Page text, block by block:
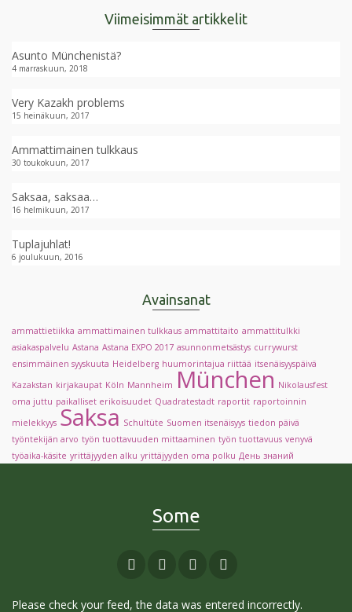
Viimeisimmät artikkelit
Asunto Münchenistä?
4 marraskuun, 2018
Very Kazakh problems
15 heinäkuun, 2017
Ammattimainen tulkkaus
30 toukokuun, 2017
Saksaa, saksaa…
16 helmikuun, 2017
Tuplajuhlat!
6 joulukuun, 2016
Avainsanat
ammattietiikka ammattimainen tulkkaus ammattitaito ammattitulkki
asiakaspalvelu Astana Astana EXPO 2017 asunnonmetsästys currywurst
ensimmäinen syyskuuta Heidelberg huumorintajua riittää itsenäisyyspäivä
Kazakstan kirjakaupat Köln Mannheim München Nikolausfest
oma juttu paikalliset erikoisuudet Quadratestadt raportit raportoinnin
mielekkyys Saksa Schultüte Suomen itsenäisyys tiedon päivä
työntekijän arvo työn tuottavuuden mittaaminen työn tuottavuus venyvä
työaika-käsite yrittäjyyden alku yrittäjyyden oma polku День знаний
Some
Please check your feed, the data was entered incorrectly.